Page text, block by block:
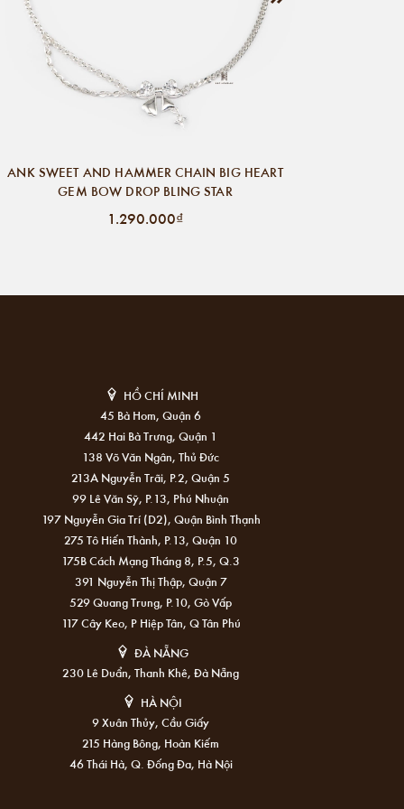
ANK SWEET AND HAMMER CHAIN BIG HEART
GEM BOW DROP BLING STAR
1.290.000₫
HỒ CHÍ MINH
45 Bà Hom, Quận 6
442 Hai Bà Trưng, Quận 1
138 Võ Văn Ngân, Thủ Đức
213A Nguyễn Trãi, P.2, Quận 5
99 Lê Văn Sỹ, P.13, Phú Nhuận
197 Nguyễn Gia Trí (D2), Quận Bình Thạnh
275 Tô Hiến Thành, P.13, Quận 10
175B Cách Mạng Tháng 8, P.5, Q.3
391 Nguyễn Thị Thập, Quận 7
529 Quang Trung, P.10, Gò Vấp
117 Cây Keo, P Hiệp Tân, Q Tân Phú
ĐÀ NẴNG
230 Lê Duẩn, Thanh Khê, Đà Nẵng
HÀ NỘI
9 Xuân Thủy, Cầu Giấy
215 Hàng Bông, Hoàn Kiếm
46 Thái Hà, Q. Đống Đa, Hà Nội